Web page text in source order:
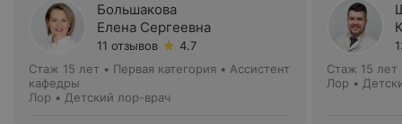
Большакова
Елена Сергеевна
11 отзывов
4.7
Стаж 15 лет • Первая категория • Ассистент
кафедры
Лор • Детский лор-врач
Стаж 15 лет
Лор •